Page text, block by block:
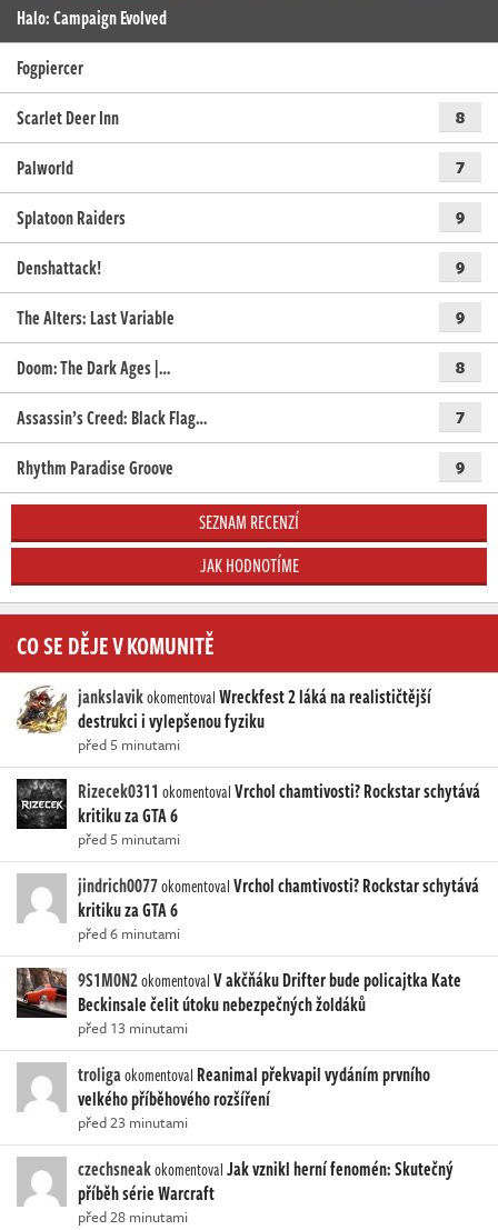
Halo: Campaign Evolved
Fogpiercer
Scarlet Deer Inn
8
Palworld 7
Splatoon Raiders 9
Denshattack! 9
The Alters: Last Variable 9
Doom: The Dark Ages |… 8
Assassin’s Creed: Black Flag… 7
Rhythm Paradise Groove 9
SEZNAM RECENZÍ
JAK HODNOTÍME
CO SE DĚJE V KOMUNITĚ
jankslavikokomentovalWreckfest 2 láká na realističtější
destrukci i vylepšenou fyziku
před 5 minutami
Rizecek0311 okomentovalVrchol chamtivosti? Rockstar schytává
kritiku za GTA 6
před 5 minutami
jindrich0077okomentovalVrchol chamtivosti? Rockstar schytává
kritiku za GTA 6
před 6 minutami
9S1M0N2okomentovalV akčňáku Drifter bude policajtka Kate
Beckinsale čelit útoku nebezpečných žoldáků
před 13 minutami
troligaokomentoval Reanimal překvapil vydáním prvního
velkého příběhového rozšíření
před 23 minutami
czechsneakokomentovalJak vznikl herní fenomén: Skutečný
příběh série Warcraft
před 28 minutami